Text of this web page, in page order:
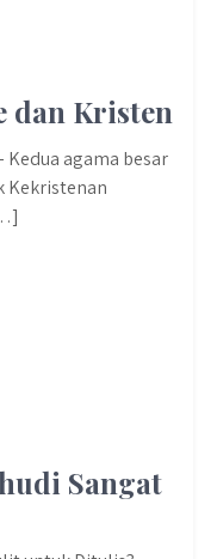
dan Kristen
Kedua agama besar
Kekristenan
Sangat